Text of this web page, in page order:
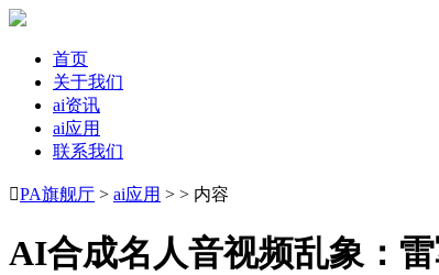
首页
关于我们
ai资讯
ai应用
联系我们
PA旗舰厅 > ai应用 > > 内容
AI合成名人音视频乱象：